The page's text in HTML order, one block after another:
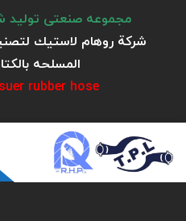
مجموعه صنعتی تولید
شركة روهام لاستيك
المسلحه
rubber hose